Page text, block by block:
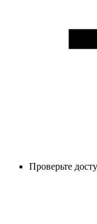
Проверьте